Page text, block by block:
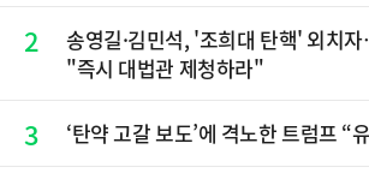
2
송영길·김민석, '조희대 탄핵' 외치
"즉시 대법관 제청하라"
3 ‘탄약 고갈 보도’에 격노한 트럼프 “